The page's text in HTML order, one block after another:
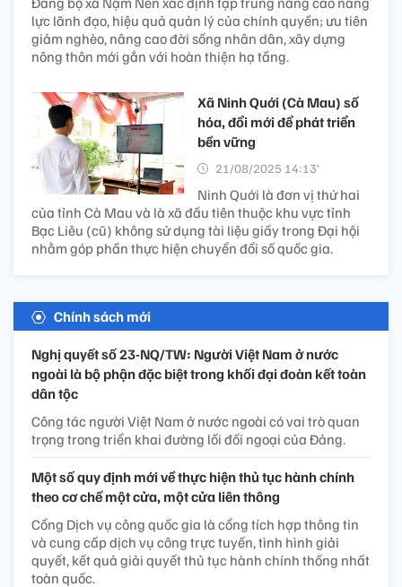
lực lãnh đạo, hiệu quả quản lý của chính quyền; ưu tiên
giảm nghèo, nâng cao đời sống nhân dân, xây dựng
nông thôn mới gắn với hoàn thiện hạ tầng.
Xã Ninh Quới (Cà Mau) số
hóa, đổi mới để phát triển
bền vững
21/08/2025 14:13’
Ninh Quới là đơn vị thứ hai
của tỉnh Cà Mau và là xã đầu tiên thuộc khu vực tỉnh
Bạc Liêu (cũ) không sử dụng tài liệu giấy trong Đại hội
nhằm góp phần thực hiện chuyển đổi số quốc gia.
Chính sách mới
Nghị quyết số 23-NQ/TW: Người Việt Nam ở nước
ngoài là bộ phận đặc biệt trong khối đại đoàn kết toàn
dân tộc
Công tác người Việt Nam ở nước ngoài có vai trò quan
trọng trong triển khai đường lối đối ngoại của Đảng.
Một số quy định mới về thực hiện thủ tục hành chính
theo cơ chế một cửa, một cửa liên thông
Cổng Dịch vụ công quốc gia là cổng tích hợp thông tin
và cung cấp dịch vụ công trực tuyến, tình hình giải
quyết, kết quả giải quyết thủ tục hành chính thống nhất
toàn quốc.